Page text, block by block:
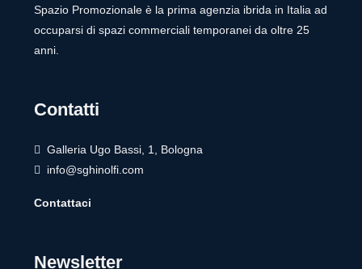
Spazio Promozionale è la prima agenzia ibrida in Italia ad
occuparsi di spazi commerciali temporanei da oltre 25
anni.
Contatti
Galleria Ugo Bassi, 1, Bologna
info@sghinolfi.com
Contattaci
Newsletter